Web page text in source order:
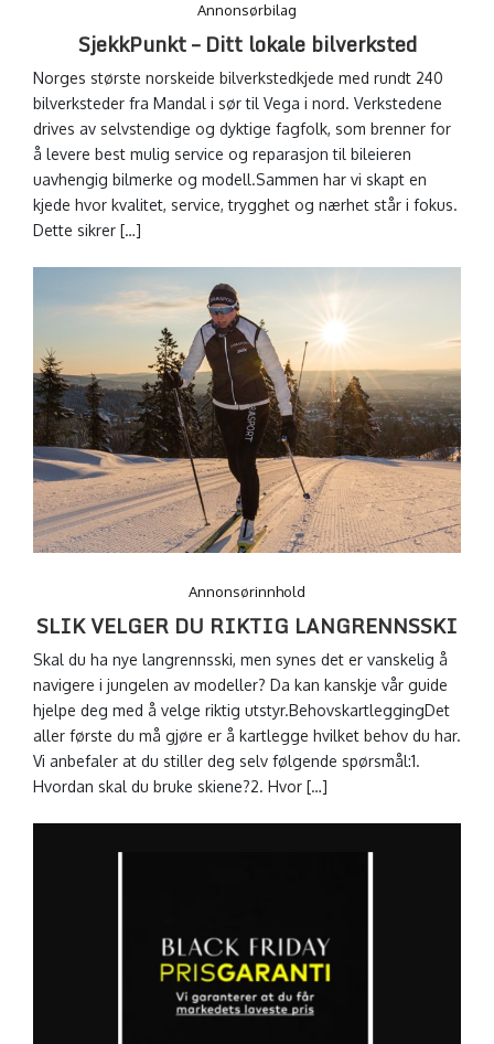
Annonsørbilag
SjekkPunkt – Ditt lokale bilverksted
Norges største norskeide bilverkstedkjede med rundt 240
bilverksteder fra Mandal i sør til Vega i nord. Verkstedene
drives av selvstendige og dyktige fagfolk, som brenner for
å levere best mulig service og reparasjon til bileieren
uavhengig bilmerke og modell.Sammen har vi skapt en
kjede hvor kvalitet, service, trygghet og nærhet står i fokus.
Dette sikrer […]
Annonsørinnhold
SLIK VELGER DU RIKTIG LANGRENNSSKI
Skal du ha nye langrennsski, men synes det er vanskelig å
navigere i jungelen av modeller? Da kan kanskje vår guide
hjelpe deg med å velge riktig utstyr.BehovskartleggingDet
aller første du må gjøre er å kartlegge hvilket behov du har.
Vi anbefaler at du stiller deg selv følgende spørsmål:1.
Hvordan skal du bruke skiene?2. Hvor […]